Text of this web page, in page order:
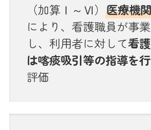
（加算Ⅰ～Ⅵ） 医療機
により、看護職員が事
し、利用者に対して
は喀痰吸引等の指導を
評価